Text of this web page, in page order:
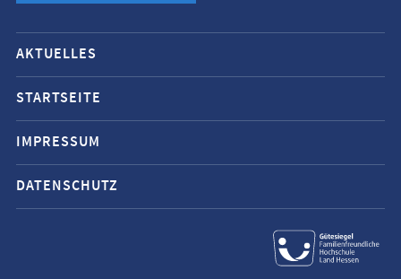
Mobile-
Service-
Navigation
und
Social
Media
Kontakte
AKTUELLES
STARTSEITE
IMPRESSUM
DATENSCHUTZ